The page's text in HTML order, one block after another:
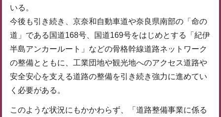
いる。
今後も引き続き、京奈和自動車道や奈良県南部の「命の
道」である国道168号、国道169号をはじめとする「紀伊
半島アンカールート」などの骨格幹線道路ネットワーク
の整備とともに、工業団地や観光地へのアクセス道路や
安全安心を支える道路の整備を引き続き強力に進めてい
く必要がある。
このような状況にもかかわらず、「道路整備事業に係る